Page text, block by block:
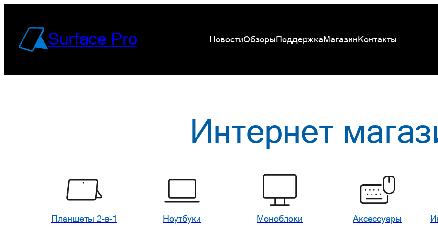
содержимомуSurface Pro НовостиОбзорыПоддержкаМагазинКонтакты
Интернет
Планшеты 2-в-1 Ноутбуки Моноблоки Аксессуары